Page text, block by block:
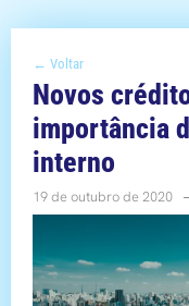
← Voltar
Novos
importância
interno
19 de outubro de 2020